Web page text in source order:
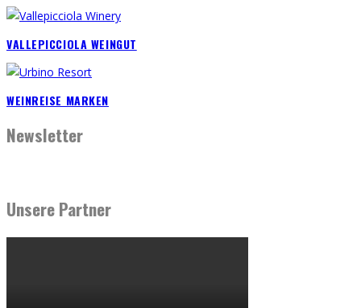
VALLEPICCIOLA WEINGUT
WEINREISE MARKEN
Newsletter
Unsere Partner